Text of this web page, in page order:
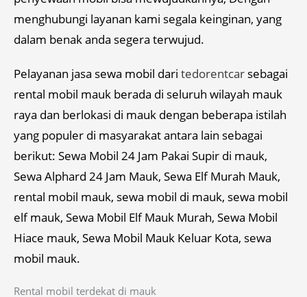
menghubungi layanan kami segala keinginan, yang
dalam benak anda segera terwujud.
Pelayanan jasa sewa mobil dari tedorentcar sebagai
rental mobil mauk berada di seluruh wilayah mauk
raya dan berlokasi di mauk dengan beberapa istilah
yang populer di masyarakat antara lain sebagai
berikut: Sewa Mobil 24 Jam Pakai Supir di mauk,
Sewa Alphard 24 Jam Mauk, Sewa Elf Murah Mauk,
rental mobil mauk, sewa mobil di mauk, sewa mobil
elf mauk, Sewa Mobil Elf Mauk Murah, Sewa Mobil
Hiace mauk, Sewa Mobil Mauk Keluar Kota, sewa
mobil mauk.
Rental mobil terdekat di mauk